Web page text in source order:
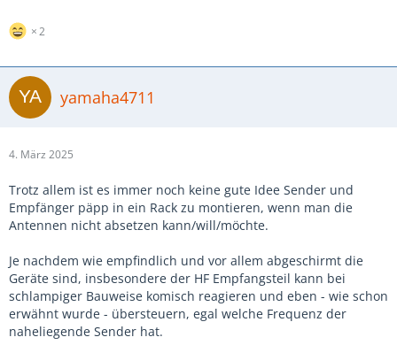
2
yamaha4711
4. März 2025
Trotz allem ist es immer noch keine gute Idee Sender und
Empfänger päpp in ein Rack zu montieren, wenn man die
Antennen nicht absetzen kann/will/möchte.
Je nachdem wie empfindlich und vor allem abgeschirmt die
Geräte sind, insbesondere der HF Empfangsteil kann bei
schlampiger Bauweise komisch reagieren und eben - wie schon
erwähnt wurde - übersteuern, egal welche Frequenz der
naheliegende Sender hat.